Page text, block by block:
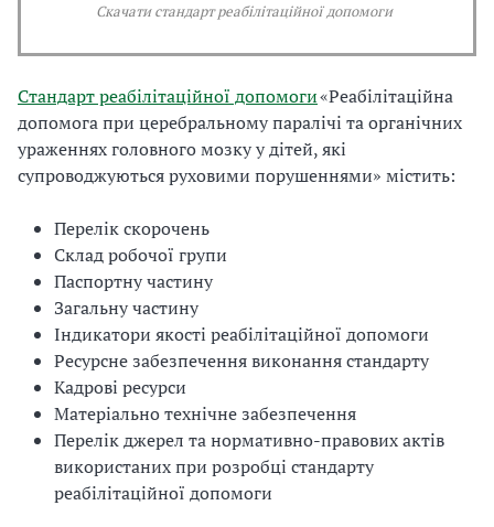
Скачати стандарт реабілітаційної допомоги
Стандарт реабілітаційної допомоги«Реабілітаційна
допомога при церебральному паралічі та органічних
ураженнях головного мозку у дітей, які
супроводжуються руховими порушеннями» містить:
Перелік скорочень
Склад робочої групи
Паспортну частину
Загальну частину
Індикатори якості реабілітаційної допомоги
Ресурсне забезпечення виконання стандарту
Кадрові ресурси
Матеріально технічне забезпечення
Перелік джерел та нормативно-правових актів
використаних при розробці стандарту
реабілітаційної допомоги